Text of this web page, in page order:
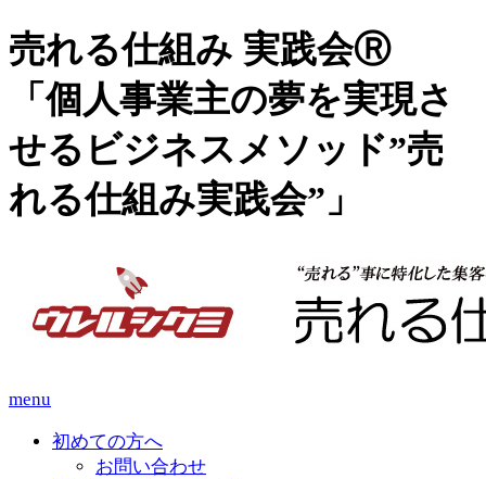
売れる仕組み 実践会Ⓡ
「個人事業主の夢を実現さ
せるビジネスメソッド”売
れる仕組み実践会”」
menu
初めての方へ
お問い合わせ